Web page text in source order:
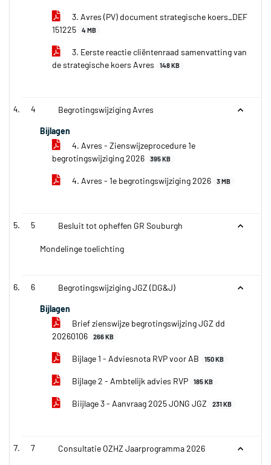
3. Avres (PV) document strategische koers_DEF
151225
4 MB
3. Eerste reactie cliëntenraad samenvatting van
de strategische koers Avres
148 KB
4 Begrotingswijziging Avres
Bijlagen
4. Avres - Zienswijzeprocedure 1e
begrotingswijziging 2026
395 KB
4. Avres - 1e begrotingswijziging 2026 3 MB
5 Besluit tot opheffen GR Souburgh
Mondelinge toelichting
6 Begrotingswijziging JGZ (DG&J)
Bijlagen
Brief zienswijze begrotingswijzing JGZ dd
20260106
266 KB
Bijlage 1 - Adviesnota RVP voor AB 150 KB
Bijlage 2 - Ambtelijk advies RVP 185 KB
Biijlage 3 - Aanvraag 2025 JONG JGZ 231 KB
7 Consultatie OZHZ Jaarprogramma 2026